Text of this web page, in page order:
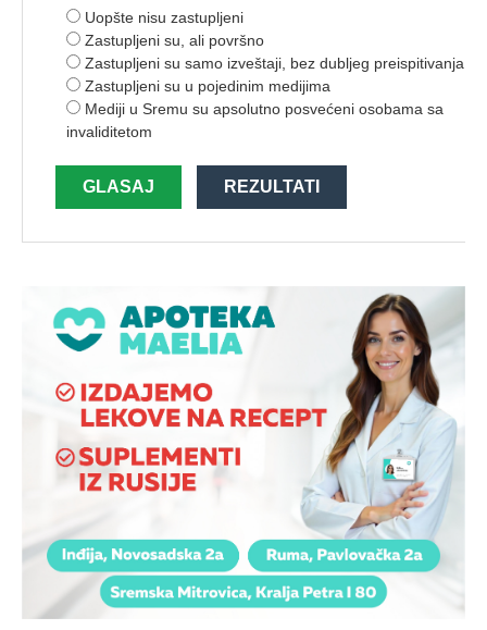
Uopšte nisu zastupljeni
Zastupljeni su, ali površno
Zastupljeni su samo izveštaji, bez dubljeg preispitivanja
Zastupljeni su u pojedinim medijima
Mediji u Sremu su apsolutno posvećeni osobama sa
invaliditetom
GLASAJ REZULTATI